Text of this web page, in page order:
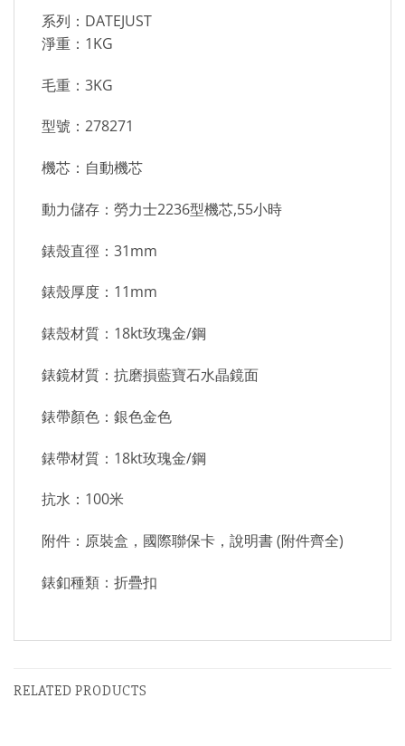
系列：DATEJUST
淨重：1KG
毛重：3KG
型號：278271
機芯：自動機芯
動力儲存：勞力士2236型機芯,55小時
錶殼直徑：31mm
錶殼厚度：11mm
錶殼材質：18kt玫瑰金/鋼
錶鏡材質：抗磨損藍寶石水晶鏡面
錶帶顏色：銀色金色
錶帶材質：18kt玫瑰金/鋼
抗水：100米
附件：原裝盒，國際聯保卡，說明書 (附件齊全)
錶釦種類：折疊扣
RELATED PRODUCTS